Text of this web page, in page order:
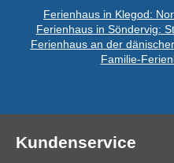
Ferienhaus in Klegod:
Ferienhaus in Söndervig:
Ferienhaus an der
Familie-
Kundenservice